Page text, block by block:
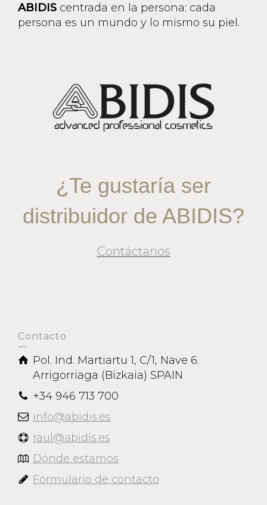
ABIDIS centrada en la persona: cada
persona es un mundo y lo mismo su piel.
¿Te gustaría ser
distribuidor de ABIDIS?
Contáctanos
Contacto
Pol. Ind. Martiartu 1, C/1, Nave 6.
Arrigorriaga (Bizkaia) SPAIN
+34 946 713 700
info@abidis.es
raul@abidis.es
Dónde estamos
Formulario de contacto